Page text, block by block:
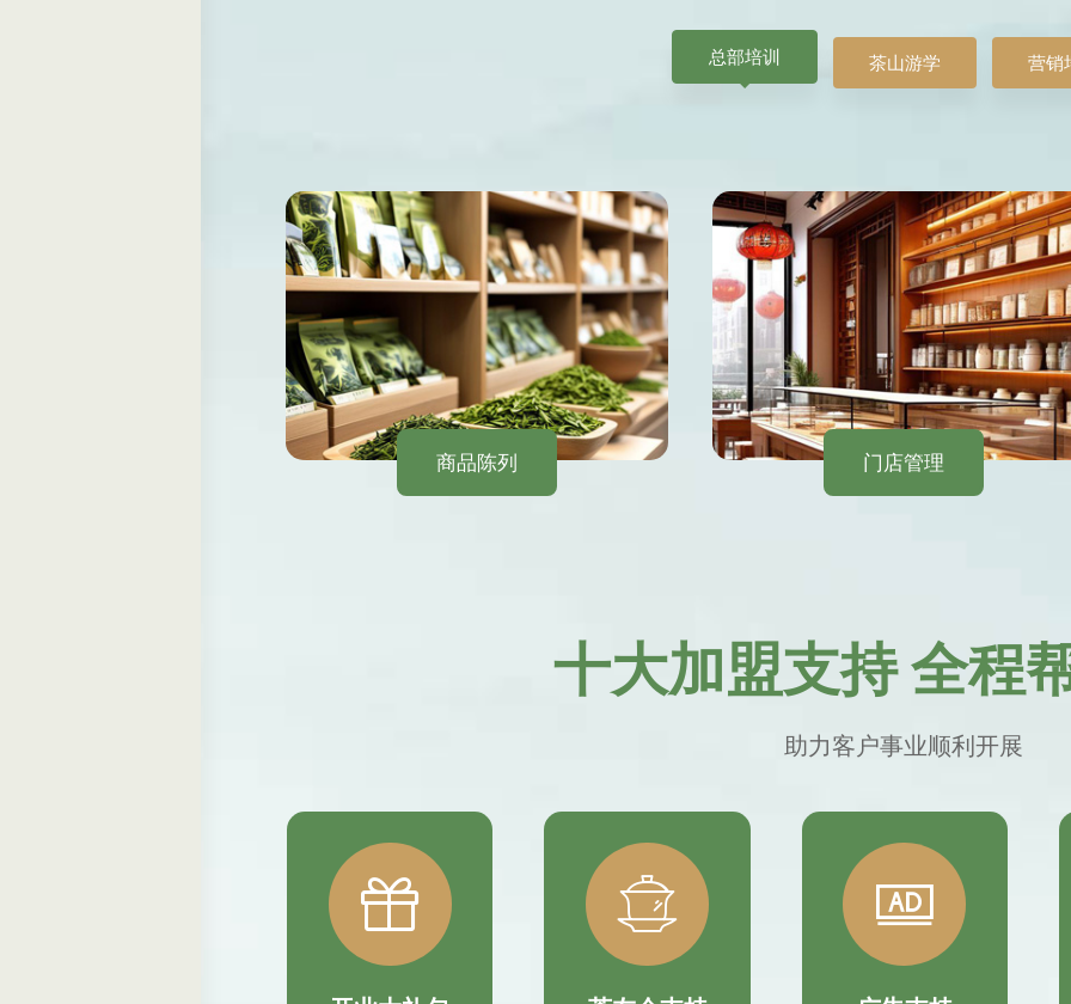
总部培训 茶山游学 营销
商品陈列 门店管理
十大加盟支持 全程
助力客户事业顺利开展
  